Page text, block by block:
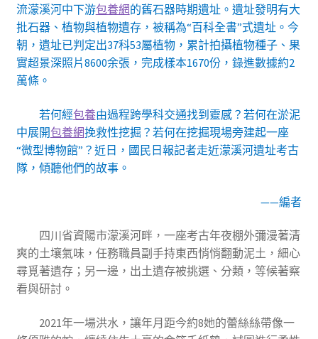
流濛溪河中下游包養網的舊石器時期遺址。遺址發明有大
批石器、植物與植物遺存，被稱為“百科全書”式遺址。今
朝，遺址已判定出37科53屬植物，累計拍攝植物種子、果
實超景深照片8600余張，完成樣本1670份，錄進數據約2
萬條。
若何經包養由過程跨學科交通找到靈感？若何在淤泥
中展開包養網挽救性挖掘？若何在挖掘現場旁建起一座
“微型博物館”？近日，國民日報記者走近濛溪河遺址考古
隊，傾聽他們的故事。
——編者
四川省資陽市濛溪河畔，一座考古年夜棚外彌漫著清
爽的土壤氣味，任務職員副手持東西悄悄翻動泥土，細心
尋覓著遺存；另一邊，出土遺存被挑選、分類，等候著察
看與研討。
2021年一場洪水，讓年月距今約8她的蕾絲絲帶像一